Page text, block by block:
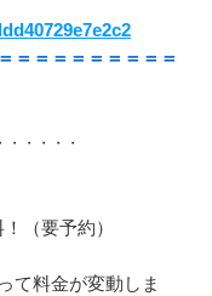
＝＝＝＝＝＝＝＝＝
・・・・
（要予約）
て料金が変動しま